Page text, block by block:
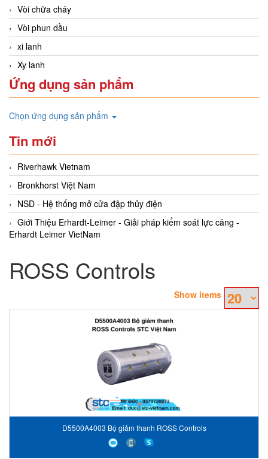
Vòi chữa cháy
Vòi phun dầu
xi lanh
Xy lanh
Ứng dụng sản phẩm
Chọn ứng dụng sản phẩm
Tin mới
Riverhawk Vietnam
Bronkhorst Việt Nam
NSD - Hệ thống mở cửa đập thủy điện
Giới Thiệu Erhardt-Leimer - Giải pháp kiểm soát lực căng -
Erhardt Leimer VietNam
ROSS Controls
Show items
D5500A4003 Bộ giảm thanh ROSS Controls